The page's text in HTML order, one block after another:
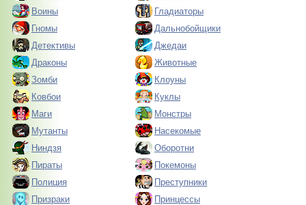
Воины
Гладиаторы
Гномы
Дальнобойщики
Детективы
Джедаи
Драконы
Животные
Зомби
Клоуны
Ковбои
Куклы
Маги
Монстры
Мутанты
Насекомые
Ниндзя
Оборотни
Пираты
Покемоны
Полиция
Преступники
Призраки
Принцессы